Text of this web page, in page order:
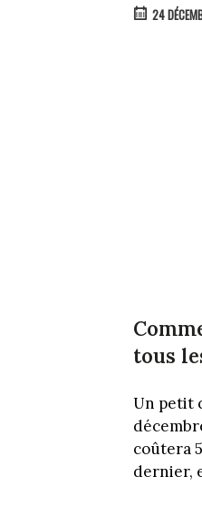
24
tous
Un petit
coûtera
dernier,